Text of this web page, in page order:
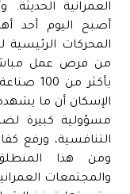
العمرانية
أصبح اليوم أحد
المحركات
من فرص عمل
بأكثر
الإسكان أن ما
مسؤولية كبيرة
التنافسية، ورفع
ومن هذا
والمجتمعات